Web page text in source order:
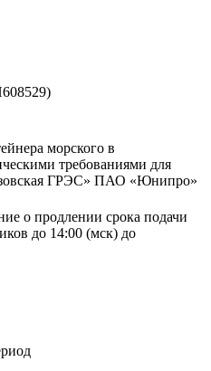
морского в
требованиями для
ГРЭС» ПАО «Юнипро»
о продлении срока подачи
до 14:00 (мск) до